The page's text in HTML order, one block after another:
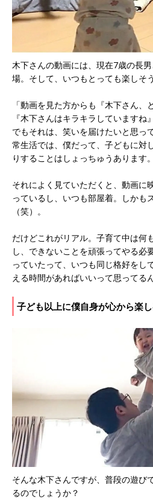
木下さんの動画には、現在7歳の長
場。そして、いつもとっても楽しそ
「動画を見た方からも『木下さん、
『木下さんはキラキラしていますね
でもそれは、笑いを届けたいと思っ
常生活では、僕だって、子どもに対
りすることはしょっちゅうあります。
それによく見ていただくと、動画に
っているし、いつも部屋着。しかも
（笑）。
だけどこれがリアル。子育て中は何
し、できないことを頑張ってやる必
っていたって、いつも同じ格好をし
える時間があればいいって思ってる
子ども以上に僕自身が心から楽
そんな木下さんですが、普段の遊び
るのでしょうか？